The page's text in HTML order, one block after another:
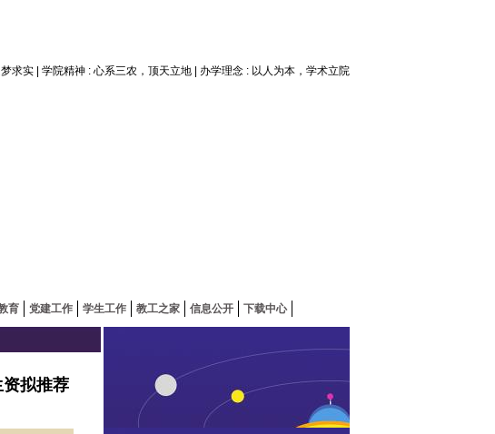
求实 | 学院精神 : 心系三农，顶天立地 | 办学理念 : 以人为本，学术立院
育 党建工作 学生工作 教工之家 信息公开 下载中心
拟推荐